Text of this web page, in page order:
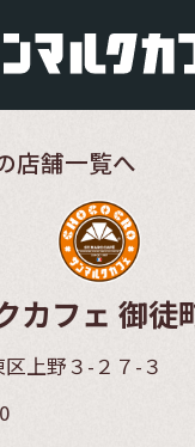
店舗一覧へ
カフェ 御徒
上野３-２７-３